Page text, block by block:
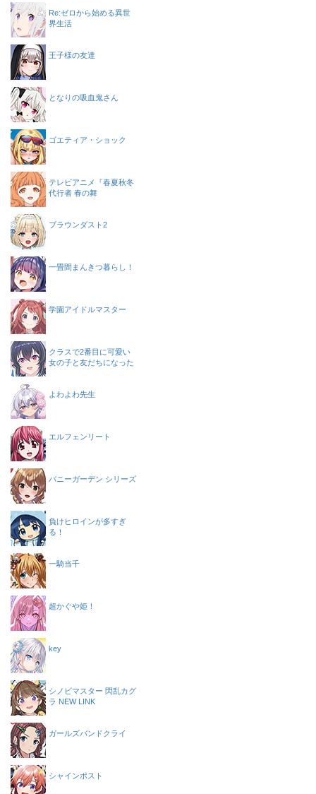
Re:ゼロから始める異世
界生活
王子様の友達
となりの吸血鬼さん
ゴエティア・ショック
テレビアニメ『春夏秋冬
代行者 春の舞
ブラウンダスト2
一畳間まんきつ暮らし！
学園アイドルマスター
クラスで2番目に可愛い
女の子と友だちになった
よわよわ先生
エルフェンリート
バニーガーデン シリーズ
負けヒロインが多すぎ
る！
一騎当千
超かぐや姫！
key
シノビマスター 閃乱カグ
ラ NEW LINK
ガールズバンドクライ
シャインポスト